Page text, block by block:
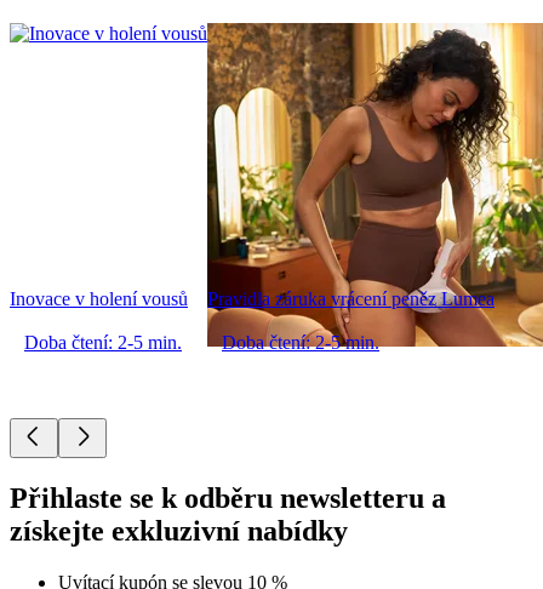
Inovace v holení vousů
Doba čtení: 2-5 min.
Pravidla záruka vrácení peněz Lumea
Doba čtení: 2-5 min.
Přihlaste se k odběru newsletteru a
získejte exkluzivní nabídky
Uvítací kupón se slevou 10 %